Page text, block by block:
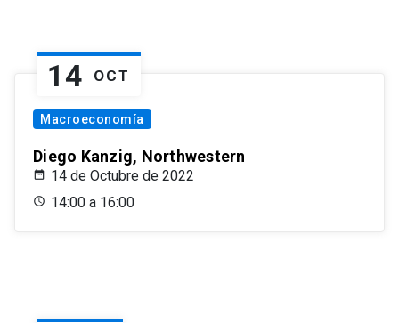
14 OCT
Macroeconomía
Diego Kanzig, Northwestern
14 de Octubre de 2022
14:00 a 16:00